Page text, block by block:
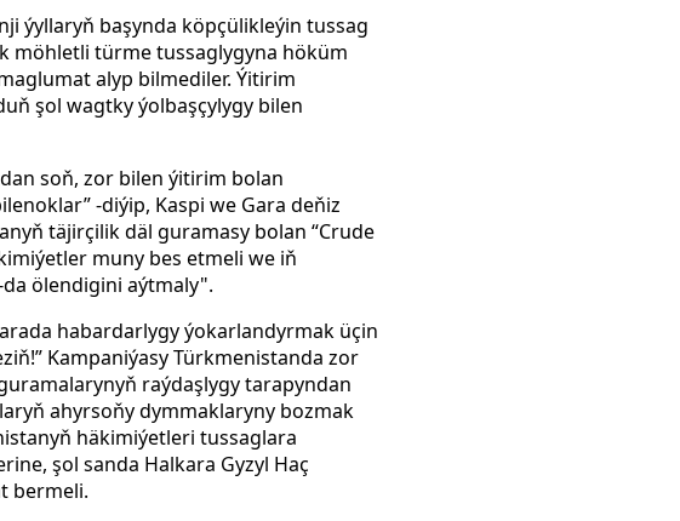
ýyllaryň başynda köpçülikleýin tussag
möhletli türme tussaglygyna höküm
alyp bilmediler. Ýitirim
şol wagtky ýolbaşçylygy bilen
soň, zor bilen ýitirim bolan
-diýip, Kaspi we Gara deňiz
täjirçilik däl guramasy bolan “Crude
muny bes etmeli we iň
ölendigini aýtmaly".
habardarlygy ýokarlandyrmak üçin
Kampaniýasy Türkmenistanda zor
raýdaşlygy tarapyndan
ahyrsoňy dymmaklaryny bozmak
häkimiýetleri tussaglara
şol sanda Halkara Gyzyl Haç
bermeli.